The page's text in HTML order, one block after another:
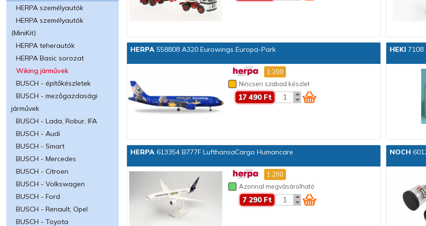
HERPA személyautók
HERPA személyautók
(MiniKit)
HERPA teherautók
HERPA Basic sorozat
Wiking járművek
BUSCH - építőkészletek
BUSCH - mezőgazdasági
járművek
BUSCH - Lada, Robur, IFA
BUSCH - Audi
BUSCH - Smart
BUSCH - Mercedes
BUSCH - Citroen
BUSCH - Volkswagen
BUSCH - Ford
BUSCH - Renault, Opel
BUSCH - Toyota
HERPA 558808 A320 Eurowings Europa-Park
1:200
Nincsen szabad készlet
17 490 Ft
HEKI7108
HERPA 613354 B777F LufthansaCargo Humancare
1:200
Azonnal megvásárolható
7 290 Ft
NOCH